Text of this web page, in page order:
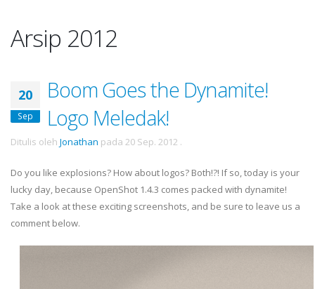
Arsip 2012
20
Sep
Boom Goes the Dynamite!
Logo Meledak!
Ditulis oleh Jonathan pada 20 Sep. 2012 .
Do you like explosions? How about logos? Both!?! If so, today is your
lucky day, because OpenShot 1.4.3 comes packed with dynamite!
Take a look at these exciting screenshots, and be sure to leave us a
comment below.